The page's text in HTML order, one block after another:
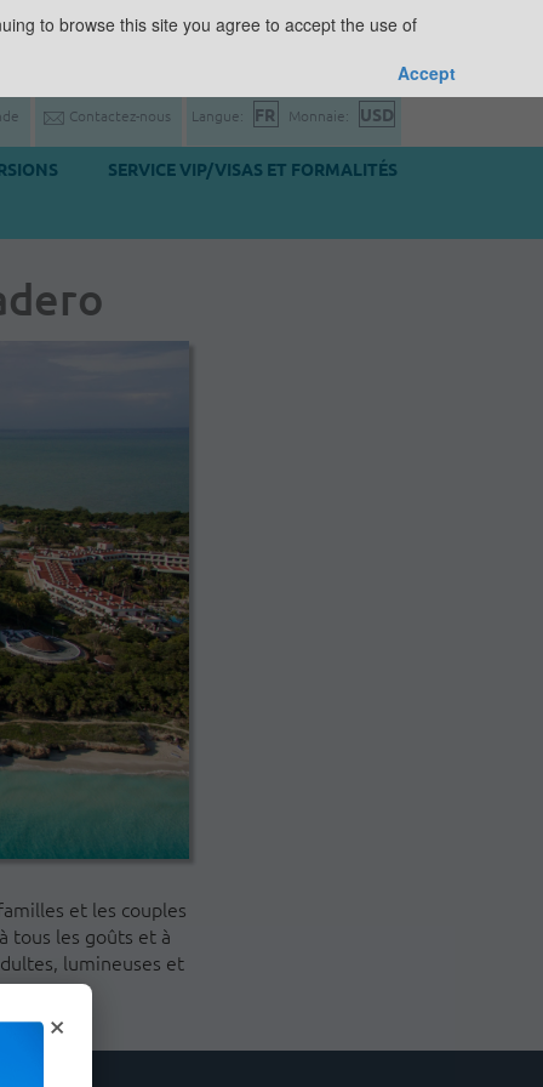
Contactez-nous Langue: Monnaie:
SERVICE VIP/VISAS ET FORMALITÉS
et les couples
tous les goûts et à
lumineuses et
×
to browse this site you agree to accept the use of
Accept